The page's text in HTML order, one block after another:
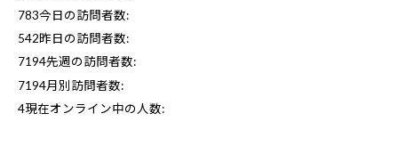
783今日の訪問者数:
542昨日の訪問者数:
7194先週の訪問者数:
7194月別訪問者数:
4現在オンライン中の人数: